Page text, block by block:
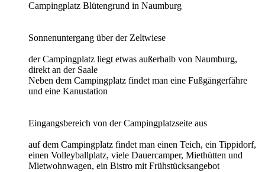
Campingplatz Blütengrund in Naumburg
Sonnenuntergang über der Zeltwiese
der Campingplatz liegt etwas außerhalb von Naumburg,
direkt an der Saale
Neben dem Campingplatz findet man eine Fußgängerfähre
und eine Kanustation
Eingangsbereich von der Campingplatzseite aus
auf dem Campingplatz findet man einen Teich, ein Tippidorf,
einen Volleyballplatz, viele Dauercamper, Miethütten und
Mietwohnwagen, ein Bistro mit Frühstücksangebot